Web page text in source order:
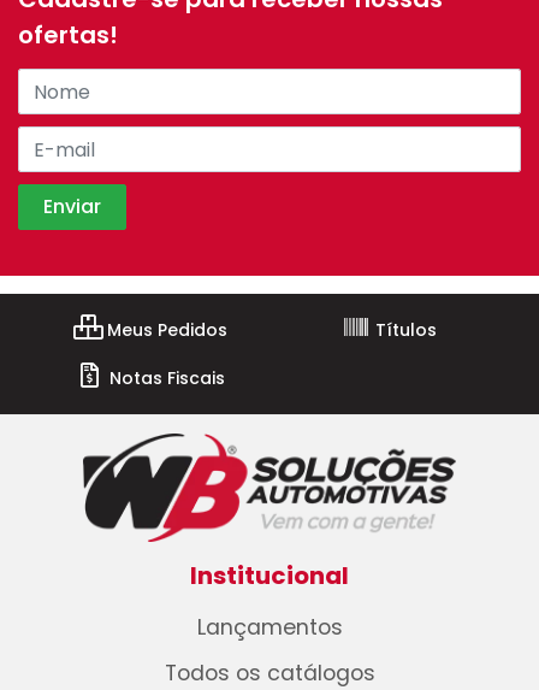
ofertas!
Meus Pedidos
Títulos
Notas Fiscais
Institucional
Lançamentos
Todos os catálogos